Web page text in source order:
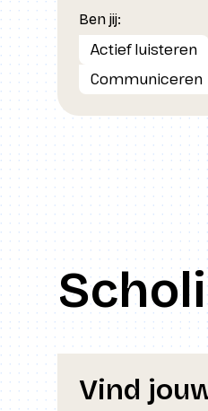
Ben jij:
Actief luisteren
Communiceren
Vind